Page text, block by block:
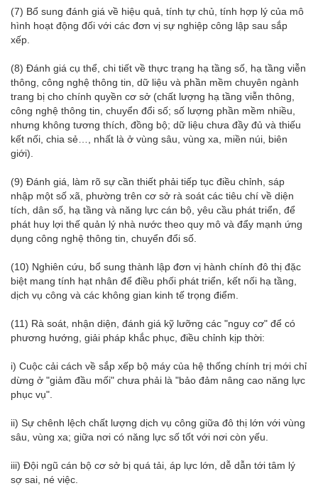
(7) Bổ sung đánh giá về hiệu quả, tính tự chủ, tính hợp lý của mô
hình hoạt động đối với các đơn vị sự nghiệp công lập sau sắp
xếp.
(8) Đánh giá cụ thể, chi tiết về thực trạng hạ tầng số, hạ tầng viễn
thông, công nghệ thông tin, dữ liệu và phần mềm chuyên ngành
trang bị cho chính quyền cơ sở (chất lượng hạ tầng viễn thông,
công nghệ thông tin, chuyển đổi số; số lượng phần mềm nhiều,
nhưng không tương thích, đồng bộ; dữ liệu chưa đầy đủ và thiếu
kết nối, chia sẻ…, nhất là ở vùng sâu, vùng xa, miền núi, biên
giới).
(9) Đánh giá, làm rõ sự cần thiết phải tiếp tục điều chỉnh, sáp
nhập một số xã, phường trên cơ sở rà soát các tiêu chí về diện
tích, dân số, hạ tầng và năng lực cán bộ, yêu cầu phát triển, để
phát huy lợi thế quản lý nhà nước theo quy mô và đẩy mạnh ứng
dụng công nghệ thông tin, chuyển đổi số.
(10) Nghiên cứu, bổ sung thành lập đơn vị hành chính đô thị đặc
biệt mang tính hạt nhân để điều phối phát triển, kết nối hạ tầng,
dịch vụ công và các không gian kinh tế trọng điểm.
(11) Rà soát, nhận diện, đánh giá kỹ lưỡng các "nguy cơ" để có
phương hướng, giải pháp khắc phục, điều chỉnh kịp thời:
i) Cuộc cải cách về sắp xếp bộ máy của hệ thống chính trị mới chỉ
dừng ở "giảm đầu mối" chưa phải là "bảo đảm nâng cao năng lực
phục vụ".
ii) Sự chênh lệch chất lượng dịch vụ công giữa đô thị lớn với vùng
sâu, vùng xa; giữa nơi có năng lực số tốt với nơi còn yếu.
iii) Đội ngũ cán bộ cơ sở bị quá tải, áp lực lớn, dễ dẫn tới tâm lý
sợ sai, né việc.